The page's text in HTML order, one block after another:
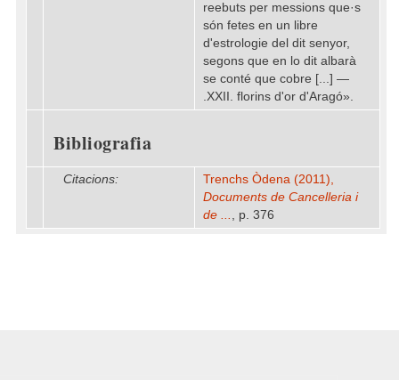
reebuts per messions que·s
són fetes en un libre
d'estrologie del dit senyor,
segons que en lo dit albarà
se conté que cobre [...] —
.XXII. florins d'or d'Aragó».
Bibliografia
Citacions:
Trenchs Òdena (2011),
Documents de Cancelleria i
de ... , p. 376